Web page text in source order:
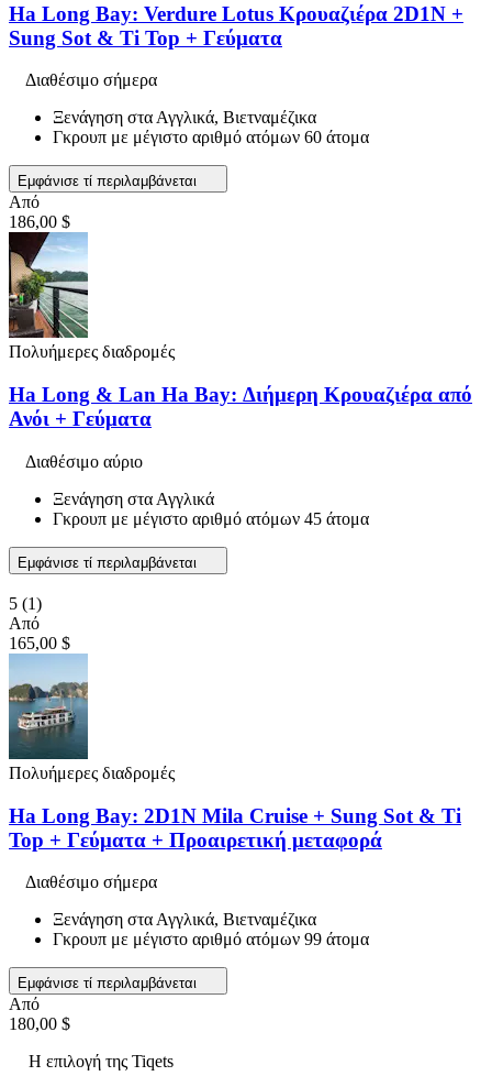
Ha Long Bay: Verdure Lotus Κρουαζιέρα 2D1N +
Sung Sot & Ti Top + Γεύματα
Διαθέσιμο σήμερα
Ξενάγηση στα Αγγλικά, Βιετναμέζικα
Γκρουπ με μέγιστο αριθμό ατόμων 60 άτομα
Εμφάνισε τί περιλαμβάνεται
Από
186,00 $
Πολυήμερες διαδρομές
Ha Long & Lan Ha Bay: Διήμερη Κρουαζιέρα από
Ανόι + Γεύματα
Διαθέσιμο αύριο
Ξενάγηση στα Αγγλικά
Γκρουπ με μέγιστο αριθμό ατόμων 45 άτομα
Εμφάνισε τί περιλαμβάνεται
5 (1)
Από
165,00 $
Πολυήμερες διαδρομές
Ha Long Bay: 2D1N Mila Cruise + Sung Sot & Ti
Top + Γεύματα + Προαιρετική μεταφορά
Διαθέσιμο σήμερα
Ξενάγηση στα Αγγλικά, Βιετναμέζικα
Γκρουπ με μέγιστο αριθμό ατόμων 99 άτομα
Εμφάνισε τί περιλαμβάνεται
Από
180,00 $
Η επιλογή της Tiqets